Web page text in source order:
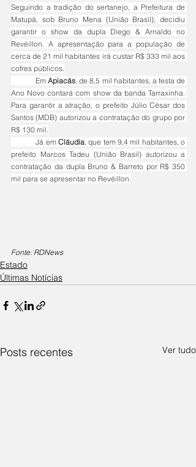
Seguindo a tradição do sertanejo, a Prefeitura de
Matupá, sob Bruno Mena (União Brasil), decidiu
garantir o show da dupla Diego & Arnaldo no
Revéillon. A apresentação para a população de
cerca de 21 mil habitantes irá custar R$ 333 mil aos
cofres públicos.
	Em
Apiacás, de 8,5 mil habitantes, a festa de
Ano Novo contará com show da banda Tarraxinha.
Para garantir a atração, o prefeito Júlio César dos
Santos (MDB) autorizou a contratação do grupo por
R$ 130 mil.
	Já em
Cláudia, que tem 9,4 mil habitantes, o
prefeito Marcos Tadeu (União Brasil) autorizou a
contratação da dupla Bruno & Barreto por R$ 350
mil para se apresentar no Revéillon.
Fonte: RDNews
Estado
Últimas Notícias
Posts recentes Ver tudo